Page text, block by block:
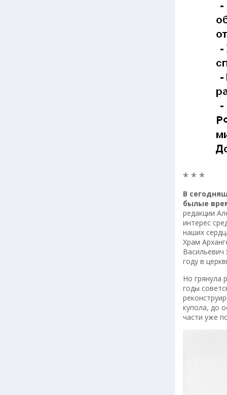
* * *
В
былые
редакции
интерес
наших
Храм
году в
Но грянула
годы
купола, до
части уже